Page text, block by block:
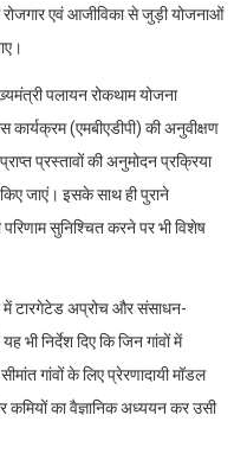
रोजगार एवं आजीविका से जुड़ी योजनाओं
पलायन रोकथाम योजना
कार्यक्रम (एमबीएडीपी) की अनुवीक्षण
प्रस्तावों की अनुमोदन प्रक्रिया
जाएं। इसके साथ ही पुराने
सुनिश्चित करने पर भी विशेष
में टारगेटेड अप्रोच और संसाधन-
भी निर्देश दिए कि जिन गांवों में
गांवों के लिए प्रेरणादायी मॉडल
कमियों का वैज्ञानिक अध्ययन कर उसी